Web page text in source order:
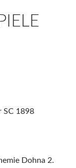
SC 1898
Dohna 2.